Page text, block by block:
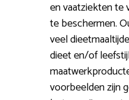
en vaatziekten te
te beschermen.
veel
dieet en/of
voorbeelden zijn